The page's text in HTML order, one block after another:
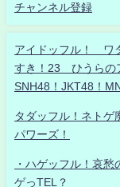
チャンネル登録
アイドッフル！ ワ
すき！23 ひうらの
SNH48！JKT48！
タダッフル！ネトゲ
パワーズ！
・ハゲッフル！哀
ゲっTEL？